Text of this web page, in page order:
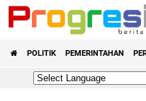
POLITIK PEMERINTAHAN